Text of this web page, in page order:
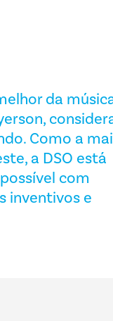
da
Como a
a DSO está
com
inventivos e